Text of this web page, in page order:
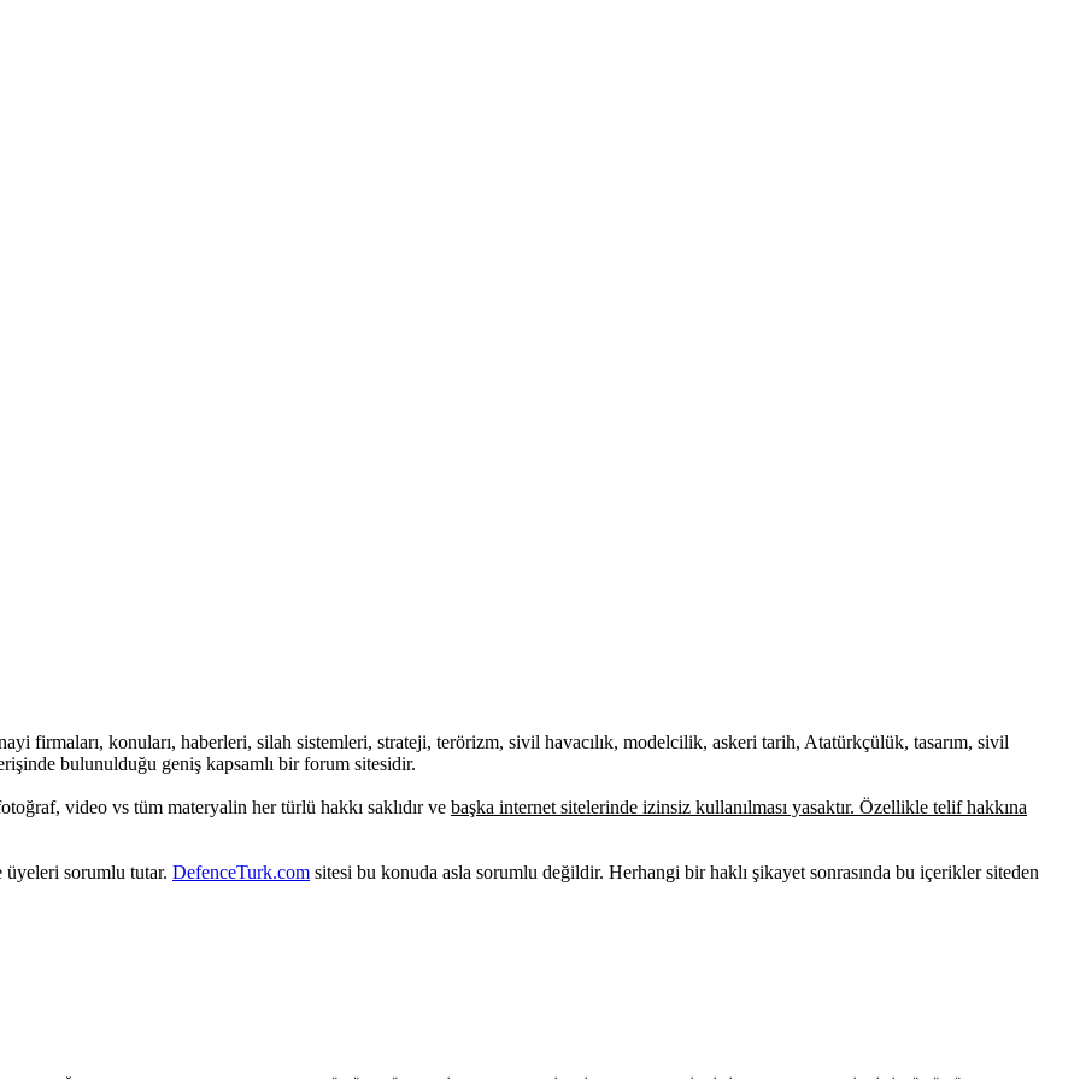
firmaları, konuları, haberleri, silah sistemleri, strateji, terörizm, sivil havacılık, modelcilik, askeri tarih, Atatürkçülük, tasarım, sivil
bulunulduğu geniş kapsamlı bir forum sitesidir.
video vs tüm materyalin her türlü hakkı saklıdır ve başka internet sitelerinde izinsiz kullanılması yasaktır. Özellikle telif hakkına
üyeleri sorumlu tutar. DefenceTurk.com sitesi bu konuda asla sorumlu değildir. Herhangi bir haklı şikayet sonrasında bu içerikler siteden